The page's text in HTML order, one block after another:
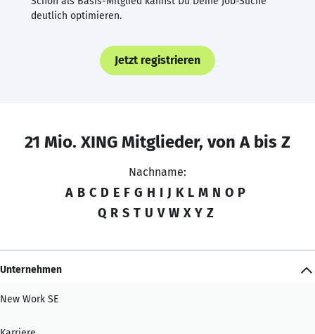
deutlich optimieren.
Jetzt registrieren
21 Mio. XING Mitglieder, von A bis Z
Nachname:
A B C D E F G H I J K L M N O P
Q R S T U V W X Y Z
Unternehmen
New Work SE